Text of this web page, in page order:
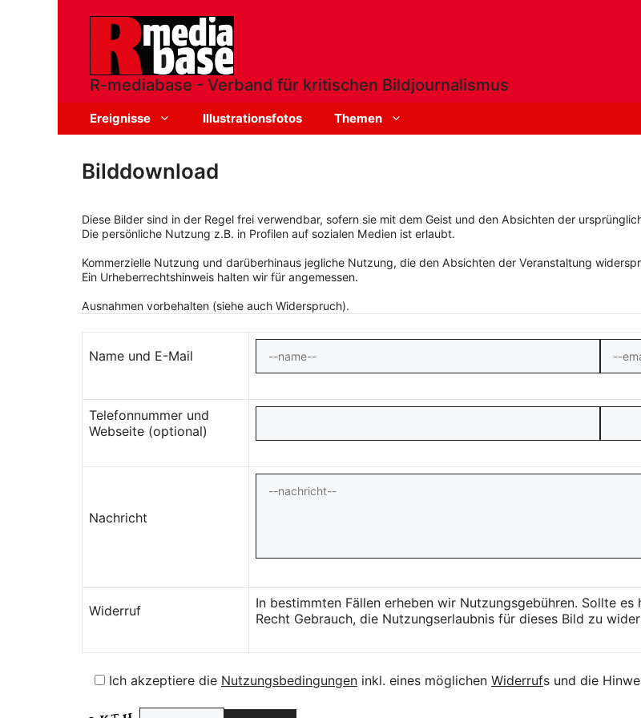
R-mediabase - Verband für kritischen Bildjournalismus
Ereignisse Illustrationsfotos Themen
Bilddownload
Diese Bilder sind in der Regel frei verwendbar, sofern sie mit dem Geist und den Absichten der
Die persönliche Nutzung z.B. in Profilen auf sozialen Medien ist erlaubt.
Kommerzielle Nutzung und darüberhinaus jegliche Nutzung, die den Absichten der Veranstaltung
Ein Urheberrechtshinweis halten wir für angemessen.
Ausnahmen vorbehalten (siehe auch Widerspruch).
Name und E-Mail
Telefonnummer und
Webseite (optional)
Nachricht
Widerruf
In bestimmten Fällen erheben wir Nutzungsgebühren. Sollte
Recht Gebrauch, die Nutzungserlaubnis für dieses Bild zu
Ich akzeptiere die Nutzungsbedingungen inkl. eines möglichen Widerrufs und die